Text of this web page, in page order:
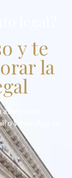
legal?
y te
la
de
o WhatsApp en